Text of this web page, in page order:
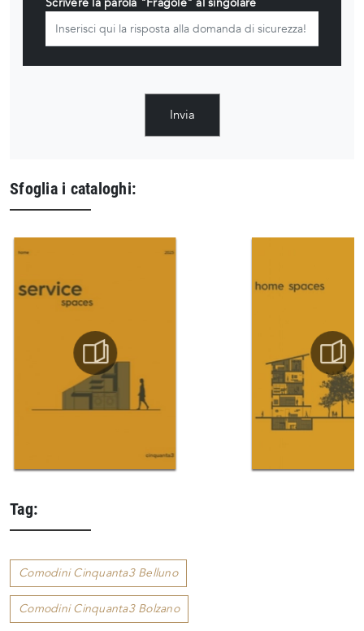
Invia
Sfoglia i cataloghi:
Tag:
Comodini Cinquanta3 Belluno
Comodini Cinquanta3 Bolzano